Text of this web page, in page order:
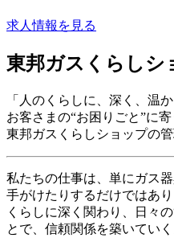
求人情報 を見る
東邦ガスくらしシ
「人のくらしに、深く、温か
お客さまの“お困りごと”に
東邦ガスくらしショップの
私たちの仕事は、単にガス
手がけたりするだけではあ
くらしに深く関わり、日々
とで、信頼関係を築いてい